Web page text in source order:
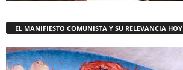
EL MANIFIESTO COMUNISTA Y SU RELEVANCIA HOY